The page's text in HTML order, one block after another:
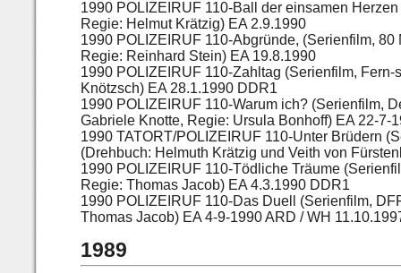
1990 POLIZEIRUF 110-Ball der einsamen
Regie: Helmut Krätzig) EA 2.9.1990
1990 POLIZEIRUF 110-Abgründe, (Serienfilm,
Regie: Reinhard Stein) EA 19.8.1990
1990 POLIZEIRUF 110-Zahltag (Serienfilm,
Knötzsch) EA 28.1.1990 DDR1
1990 POLIZEIRUF 110-Warum ich? (Serienfilm,
Gabriele Knotte, Regie: Ursula Bonhoff) EA 22-7-
1990 TATORT/POLIZEIRUF 110-Unter Brüdern
(Drehbuch: Helmuth Krätzig und Veith von
1990 POLIZEIRUF 110-Tödliche Träume
Regie: Thomas Jacob) EA 4.3.1990 DDR1
1990 POLIZEIRUF 110-Das Duell (Serienfilm,
Thomas Jacob) EA 4-9-1990 ARD / WH
1989